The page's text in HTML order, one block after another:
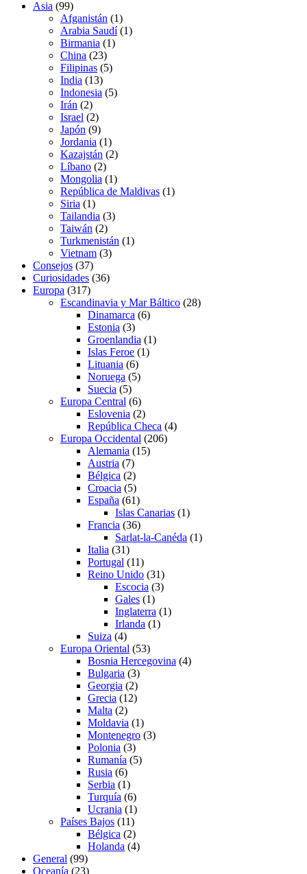
Asia (99)
Afganistán (1)
Arabia Saudí(1)
Birmania (1)
China (23)
Filipinas (5)
India (13)
Indonesia (5)
Irán (2)
Israel (2)
Japón (9)
Jordania (1)
Kazajstán (2)
Líbano (2)
Mongolia (1)
República de Maldivas (1)
Siria (1)
Tailandia (3)
Taiwán (2)
Turkmenistán (1)
Vietnam (3)
Consejos (37)
Curiosidades (36)
Europa (317)
Escandinavia y Mar Báltico (28)
Dinamarca (6)
Estonia (3)
Groenlandia (1)
Islas Feroe (1)
Lituania (6)
Noruega (5)
Suecia (5)
Europa Central (6)
Eslovenia (2)
República Checa (4)
Europa Occidental (206)
Alemania (15)
Austria (7)
Bélgica (2)
Croacia (5)
España (61)
Islas Canarias (1)
Francia (36)
Sarlat-la-Canéda (1)
Italia (31)
Portugal (11)
Reino Unido (31)
Escocia (3)
Gales (1)
Inglaterra (1)
Irlanda (1)
Suiza (4)
Europa Oriental (53)
Bosnia Hercegovina (4)
Bulgaria (3)
Georgia (2)
Grecia (12)
Malta (2)
Moldavia (1)
Montenegro (3)
Polonia (3)
Rumanía (5)
Rusia (6)
Serbia (1)
Turquía (6)
Ucrania (1)
Países Bajos (11)
Bélgica (2)
Holanda (4)
General (99)
Oceanía (23)